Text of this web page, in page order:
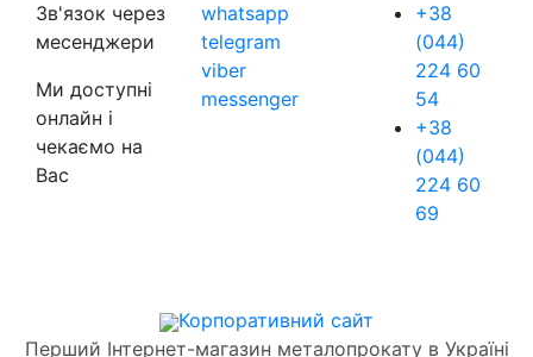
Зв'язок через
месенджери
Ми доступні
онлайн і
чекаємо на
Вас
whatsapp
telegram
viber
messenger
+38
(044)
224 60
54
+38
(044)
224 60
69
Корпоративний сайт
Перший Інтернет-магазин металопрокату в Україні